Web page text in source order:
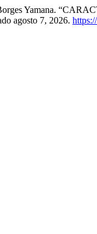
Borges Yamana.
agosto 7, 2026.